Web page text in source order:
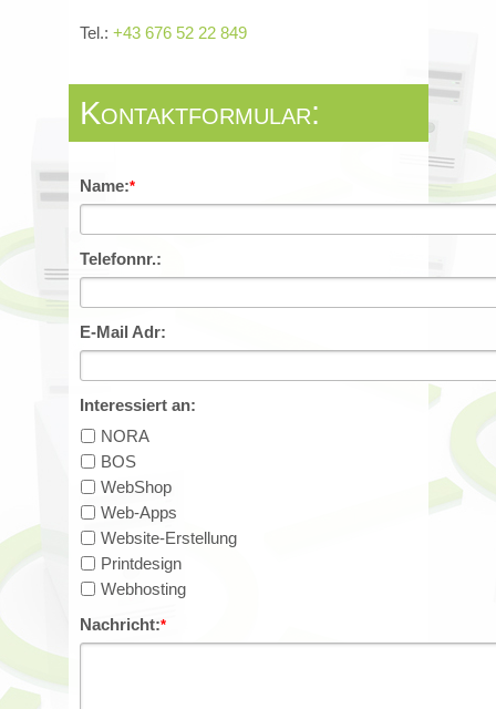
Tel.: +43 676 52 22 849
Kontaktformular:
Name:*
Telefonnr.:
E-Mail Adr:
Interessiert an:
NORA
BOS
WebShop
Web-Apps
Website-Erstellung
Printdesign
Webhosting
Nachricht:*